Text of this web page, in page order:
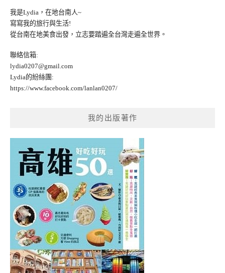
我是Lydia，在地台南人~
寫寫我的旅行與生活!
從台南在地美食出發，立志要踏遍全台灣走遍全世界。
聯絡信箱:
lydia0207@gmail.com
Lydia的紛絲團:
https://www.facebook.com/lanlan0207/
我的出版著作